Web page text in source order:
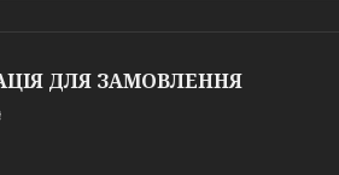
ДЛЯ ЗАМОВЛЕННЯ